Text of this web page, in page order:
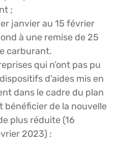
;
janvier au 15 février
à une remise de 25
carburant.
qui n’ont pas pu
d’aides mis en
dans le cadre du plan
bénéficier de la nouvelle
plus réduite (16
2023) :